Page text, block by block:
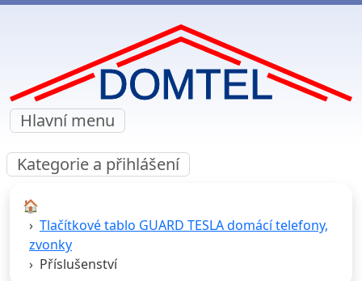
Hlavní menu
Kategorie a přihlášení
🏠︎
Tlačítkové tablo GUARD TESLA domácí telefony,
zvonky
Příslušenství